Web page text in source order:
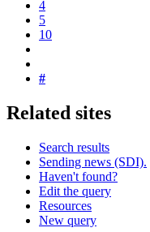
4
5
10
#
Related sites
Search results
Sending news (SDI).
Haven't found?
Edit the query
Resources
New query